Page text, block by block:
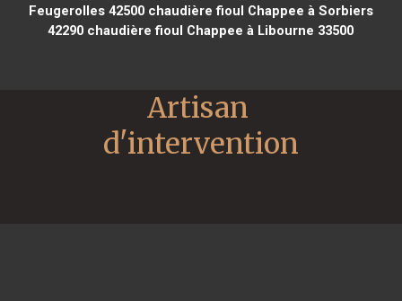
Feugerolles 42500chaudière fioul Chappee à Sorbiers
42290 chaudière fioul Chappee à Libourne 33500
Artisan
d'intervention